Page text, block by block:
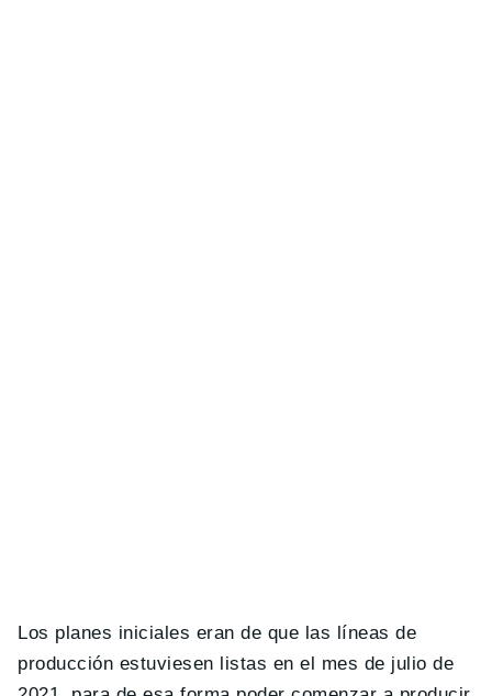
Los planes iniciales eran de que las líneas de
producción estuviesen listas en el mes de julio de